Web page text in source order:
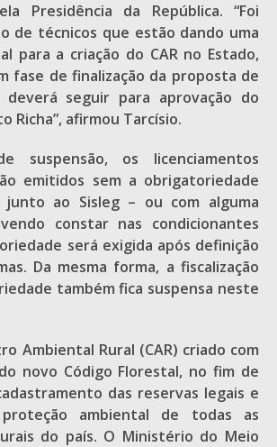
Presidência da República. “Foi
de técnicos que estão dando uma
para a criação do CAR no Estado,
fase de finalização da proposta de
seguir para aprovação do
Richa”, afirmou Tarcísio.
suspensão, os licenciamentos
emitidos sem a obrigatoriedade
ao Sisleg – ou com alguma
constar nas condicionantes
será exigida após definição
Da mesma forma, a fiscalização
também fica suspensa neste
Ambiental Rural (CAR) criado com
novo Código Florestal, no fim de
das reservas legais e
ambiental de todas as
do país. O Ministério do Meio